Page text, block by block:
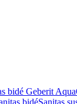
bidé Geberit
bidéSanitas